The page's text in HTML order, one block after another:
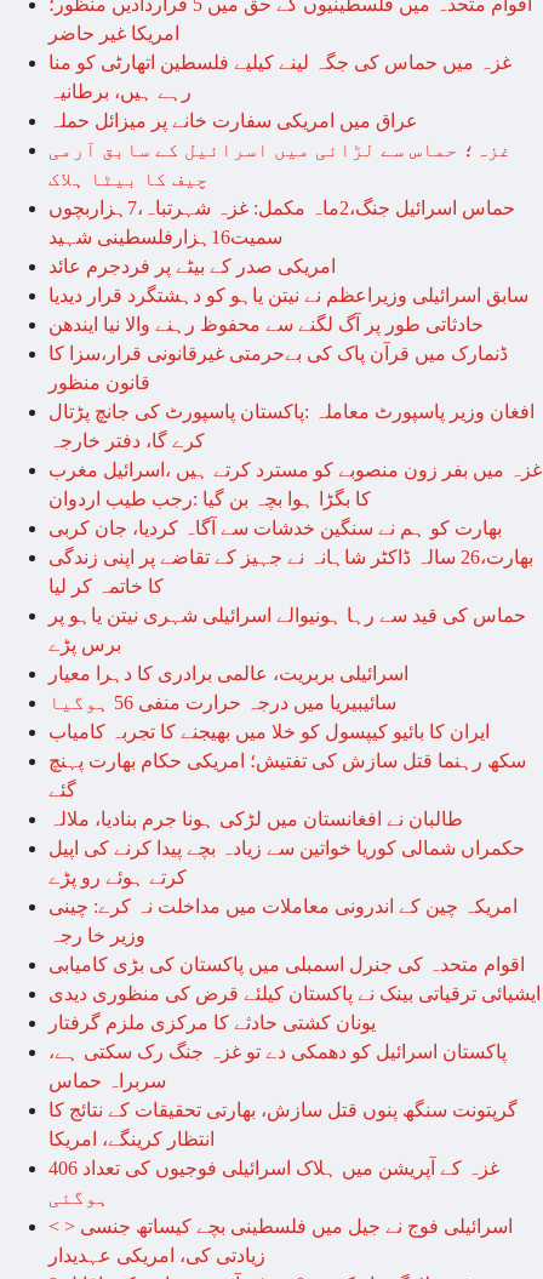
اقوام متحدہ میں فلسطینیوں کے حق میں 5 قراردادیں منظور؛
امریکا غیر حاضر
غزہ میں حماس کی جگہ لینے کیلیے فلسطین اتھارٹی کو منا
رہے ہیں، برطانیہ
عراق میں امریکی سفارت خانے پر میزائل حملہ
غزہ؛ حماس سے لڑائی میں اسرائیل کے سابق آرمی
چیف کا بیٹا ہلاک
حماس اسرائیل جنگ،2ماہ مکمل: غزہ شہرتباہ،7ہزاربچوں
سمیت16ہزارفلسطینی شہید
امریکی صدر کے بیٹے پر فردجرم عائد
سابق اسرائیلی وزیراعظم نے نیتن یاہو کو دہشتگرد قرار دیدیا
حادثاتی طور پر آگ لگنے سے محفوظ رہنے والا نیا ایندھن
ڈنمارک میں قرآن پاک کی بےحرمتی غیرقانونی قرار،سزا کا
قانون منظور
افغان وزیر پاسپورٹ معاملہ :پاکستان پاسپورٹ کی جانچ پڑتال
کرے گا، دفتر خارجہ
غزہ میں بفر زون منصوبے کو مسترد کرتے ہیں ،اسرائیل مغرب
کا بگڑا ہوا بچہ بن گیا :رجب طیب اردوان
بھارت کو ہم نے سنگین خدشات سے آگاہ کردیا، جان کربی
بھارت،26 سالہ ڈاکٹر شاہانہ نے جہیز کے تقاضے پر اپنی زندگی
کا خاتمہ کر لیا
حماس کی قید سے رہا ہونیوالے اسرائیلی شہری نیتن یاہو پر
برس پڑے
اسرائیلی بربریت، عالمی برادری کا دہرا معیار
سائیبیریا میں درجہ حرارت منفی 56 ہوگیا
ایران کا بائیو کیپسول کو خلا میں بھیجنے کا تجربہ کامیاب
سکھ رہنما قتل سازش کی تفتیش؛ امریکی حکام بھارت پہنچ
گئے
طالبان نے افغانستان میں لڑکی ہونا جرم بنادیا، ملالہ
حکمراں شمالی کوریا خواتین سے زیادہ بچے پیدا کرنے کی اپیل
کرتے ہوئے رو پڑے
امریکہ چین کے اندرونی معاملات میں مداخلت نہ کرے: چینی
وزیر خا رجہ
اقوام متحدہ کی جنرل اسمبلی میں پاکستان کی بڑی کامیابی
ایشیائی ترقیاتی بینک نے پاکستان کیلئے قرض کی منظوری دیدی
یونان کشتی حادثے کا مرکزی ملزم گرفتار
پاکستان اسرائیل کو دھمکی دے تو غزہ جنگ رک سکتی ہے،
سربراہ حماس
گرپتونت سنگھ پنوں قتل سازش، بھارتی تحقیقات کے نتائج کا
انتظار کرینگے، امریکا
غزہ کے آپریشن میں ہلاک اسرائیلی فوجیوں کی تعداد 406
ہوگئی
< > اسرائیلی فوج نے جیل میں فلسطینی بچے کیساتھ جنسی
زیادتی کی، امریکی عہدیدار